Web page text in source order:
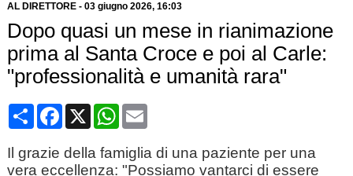
AL DIRETTORE- 03 giugno 2026, 16:03
Dopo quasi un mese in rianimazione
prima al Santa Croce e poi al Carle:
"professionalità e umanità rara"
CondividiFacebook
X WhatsApp
Email
Il grazie della famiglia di una paziente per una
vera eccellenza: "Possiamo vantarci di essere